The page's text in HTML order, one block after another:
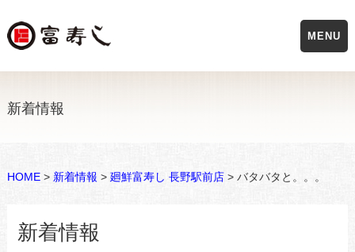
新着情報
HOME> 新着情報 > 廻鮮富寿し 長野駅前店> バタバタと。。。
新着情報
MENU